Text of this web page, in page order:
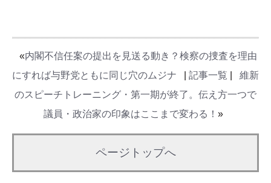
«内閣不信任案の提出を見送る動き？検察の捜査を理由
にすれば与野党ともに同じ穴のムジナ
記事一覧
維新
のスピーチトレーニング・第一期が終了。伝え方一つで
議員・政治家の印象はここまで変わる！ »
ページトップへ